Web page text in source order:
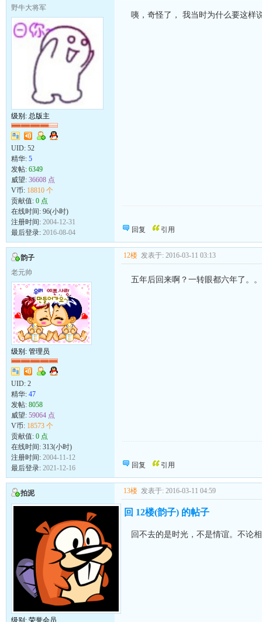
野牛大将军
级别: 总版主
UID: 52
精华: 5
发帖: 6349
威望: 36608 点
V币: 18810 个
贡献值: 0 点
在线时间: 96(小时)
注册时间: 2004-12-31
最后登录: 2016-08-04
咦，奇怪了， 我当时为什么要这样
回复
引用
韵子
老元帅
级别: 管理员
UID: 2
精华: 47
发帖: 8058
威望: 59064 点
V币: 18573 个
贡献值: 0 点
在线时间: 313(小时)
注册时间: 2004-11-12
最后登录: 2021-12-16
12楼 发表于: 2016-03-11 03:13
五年后回来啊？一转眼都六年了。
回复
引用
拍泥 13楼 发表于: 2016-03-11 04:59
回 12楼(韵子) 的帖子
回不去的是时光，不是情谊。不论